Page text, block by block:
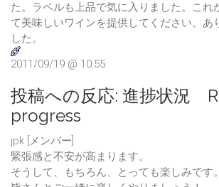
た。ラベルも上品で気に入りました。これ
て美味しいワインを提供してください。あ
した。
2011/09/19 @ 10:55
投稿への反応: 進捗状況
progress
jpk [メンバー]
緊張感と不安が高まります。
そうして、もちろん、とっても楽しみです。